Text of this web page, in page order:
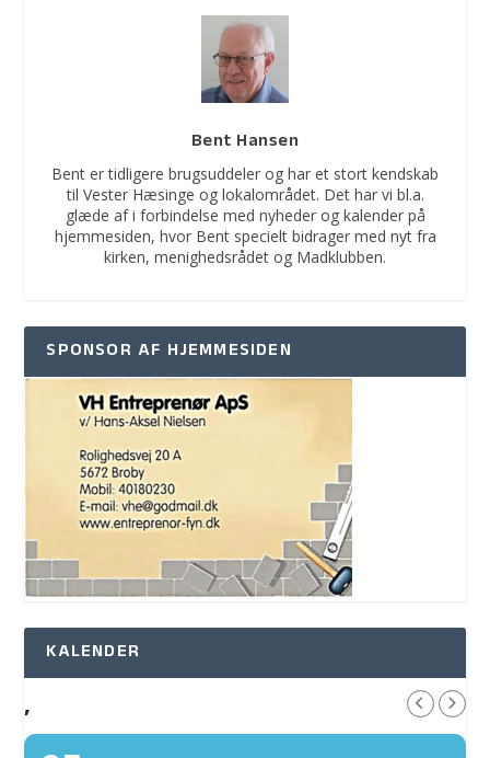
Bent Hansen
Bent er tidligere brugsuddeler og har et stort kendskab
til Vester Hæsinge og lokalområdet. Det har vi bl.a.
glæde af i forbindelse med nyheder og kalender på
hjemmesiden, hvor Bent specielt bidrager med nyt fra
kirken, menighedsrådet og Madklubben.
SPONSOR AF HJEMMESIDEN
KALENDER
,